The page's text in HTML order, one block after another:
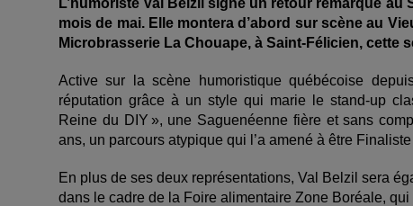
mois de mai. Elle montera d’abord sur scène au
Microbrasserie La Chouape, à Saint-Félicien, cette
Active sur la scène humoristique québécoise
réputation grâce à un style qui marie le stand-up
Reine du DIY », une Saguenéenne fière et sans
ans, un parcours atypique qui l’a amené à être
En plus de ses deux représentations, Val Belzil sera
dans le cadre de la Foire alimentaire Zone Boréale,